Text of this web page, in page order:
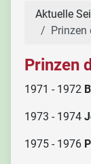
Aktuelle
Prinzen
Prinzen
1971 - 1972
1973 - 1974
1975 - 1976